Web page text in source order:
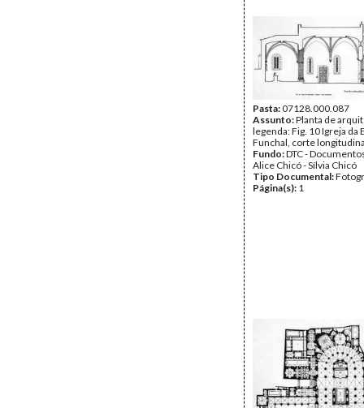
Pasta:07128.000.087
Assunto:Planta de
legenda: Fig. 10 Igreja da
Funchal, corte
Fundo:DTC -
Alice Chicó - Sílvia Chicó
Tipo Documental:
Página(s): 1